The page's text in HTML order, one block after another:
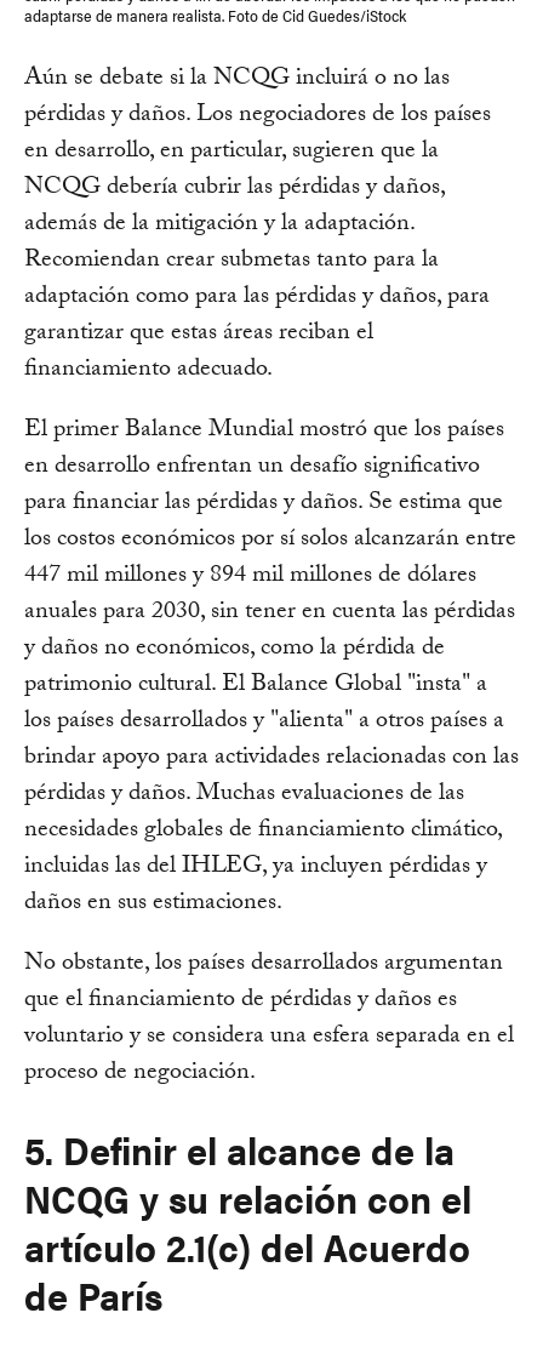
adaptarse de manera realista. Foto de Cid Guedes/iStock
Aún se debate si la NCQG incluirá o no las
pérdidas y daños. Los negociadores de los países
en desarrollo, en particular, sugieren que la
NCQG debería cubrir las pérdidas y daños,
además de la mitigación y la adaptación.
Recomiendan crear submetas tanto para la
adaptación como para las pérdidas y daños, para
garantizar que estas áreas reciban el
financiamiento adecuado.
El primer Balance Mundial mostró que los países
en desarrollo enfrentan un desafío significativo
para financiar las pérdidas y daños. Se estima que
los costos económicos por sí solos alcanzarán entre
447 mil millones y 894 mil millones de dólares
anuales para 2030, sin tener en cuenta las pérdidas
y daños no económicos, como la pérdida de
patrimonio cultural. El Balance Global "insta" a
los países desarrollados y "alienta" a otros países a
brindar apoyo para actividades relacionadas con las
pérdidas y daños. Muchas evaluaciones de las
necesidades globales de financiamiento climático,
incluidas las del IHLEG, ya incluyen pérdidas y
daños en sus estimaciones.
No obstante, los países desarrollados argumentan
que el financiamiento de pérdidas y daños es
voluntario y se considera una esfera separada en el
proceso de negociación.
5. Definir el alcance de la
NCQG y su relación con el
artículo 2.1(c) del Acuerdo
de París